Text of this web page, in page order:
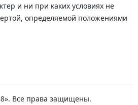
и ни при каких условиях не
определяемой положениями
Все права защищены.